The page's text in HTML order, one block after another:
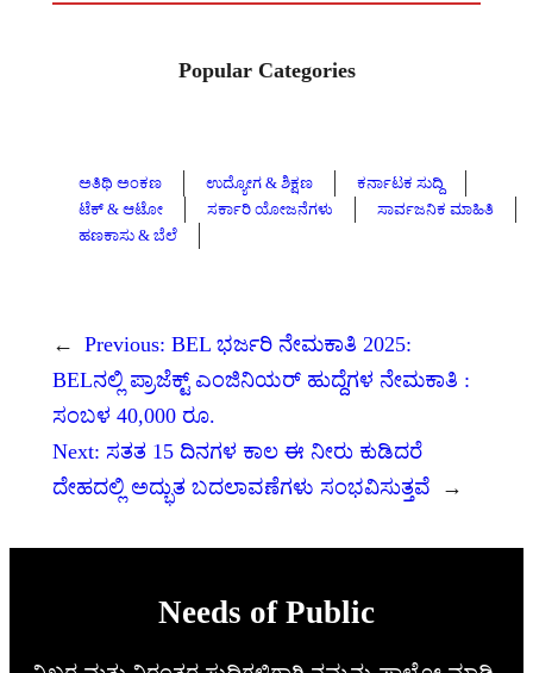
Popular Categories
ಅತಿಥಿ ಅಂಕಣ ಉದ್ಯೋಗ & ಶಿಕ್ಷಣ
ಕರ್ನಾಟಕ ಸುದ್ದಿ
ಟೆಕ್ & ಆಟೋ
ಸರ್ಕಾರಿ ಯೋಜನೆಗಳು
ಸಾರ್ವಜನಿಕ ಮಾಹಿತಿ
ಹಣಕಾಸು & ಬೆಲೆ
← Previous: BEL ಭರ್ಜರಿ ನೇಮಕಾತಿ 2025:
BELನಲ್ಲಿ ಪ್ರಾಜೆಕ್ಟ್ ಎಂಜಿನಿಯರ್ ಹುದ್ದೆಗಳ ನೇಮಕಾತಿ :
ಸಂಬಳ 40,000 ರೂ.
Next: ಸತತ 15 ದಿನಗಳ ಕಾಲ ಈ ನೀರು ಕುಡಿದರೆ
ದೇಹದಲ್ಲಿ ಅದ್ಭುತ ಬದಲಾವಣೆಗಳು ಸಂಭವಿಸುತ್ತವೆ
→
Needs of Public